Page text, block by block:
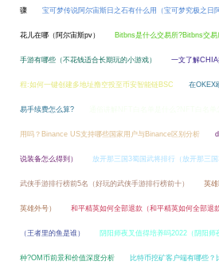
骤 宝可梦传说阿尔宙斯日之石有什么用（宝可梦究极之日
花儿在哪（阿尔宙斯pv） Bitbns是什么交易所?Bitbns交易
手游有哪些（不花钱适合长期玩的小游戏） 一文了解
程:如何一键创建多地址撸空投至币安智能链BSC 在OKEX
易手续费怎么算?
用吗？Binance US支持哪些国家用户与Binance区别分析
说装备怎么得到） 放开那三国3蜀国武将排行（放开那三国
武侠手游排行榜前5名（好玩的武侠手游排行榜前十） 英
英雄外号） 和平精英如何全部退款（和平精英如何全部退
（王者里的鱼是谁） 阴阳师夜叉值得培养吗2022（阴阳师
种?OM币前景和价值深度分析 比特币挖矿客户端有哪些？